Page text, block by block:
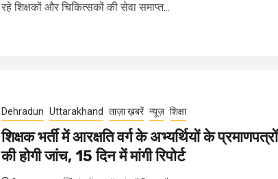
रहे शिक्षकों और चिकित्सकों की सेवा समाप्त...
Dehradun Uttarakhand ताज़ा ख़बरें न्यूज़ शिक्षा
शिक्षक भर्ती में आरक्षति वर्ग के अभ्यर्थियों के प्रमाणपत्रों
की होगी जांच, 15 दिन में मांगी रिपोर्ट